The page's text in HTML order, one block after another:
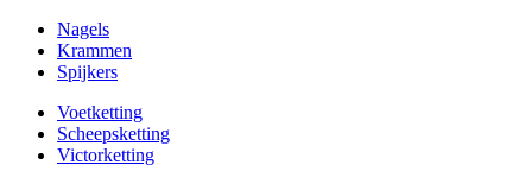
Nagels
Krammen
Spijkers
Voetketting
Scheepsketting
Victorketting